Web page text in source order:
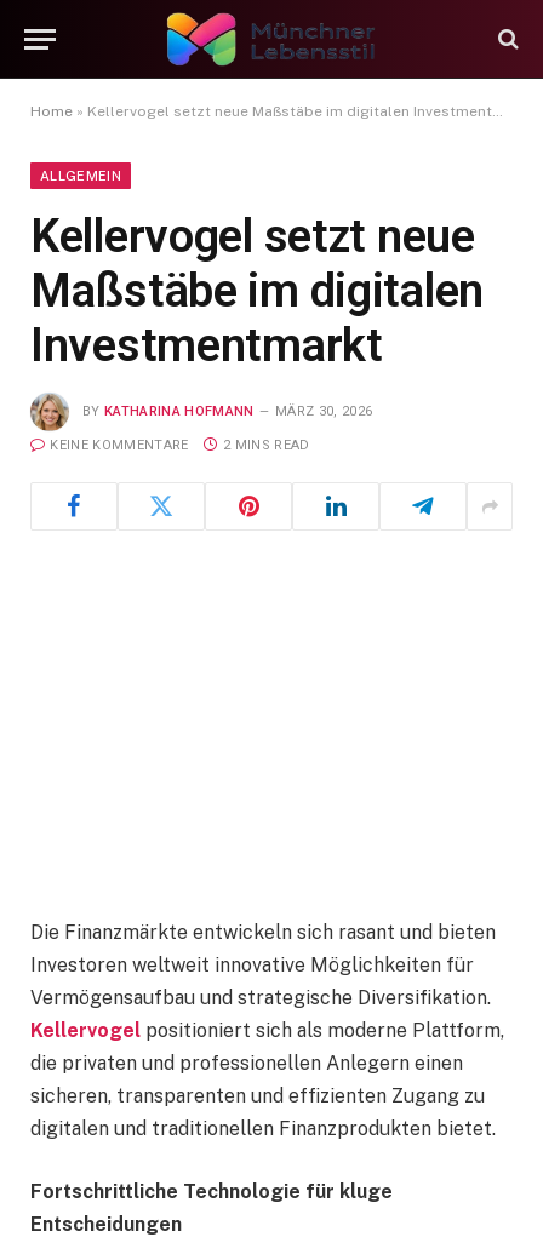
Home » Kellervogel setzt neue Maßstäbe im digitalen Investmentmarkt
ALLGEMEIN
Kellervogel setzt neue
Maßstäbe im digitalen
Investmentmarkt
BY KATHARINA HOFMANN MÄRZ 30, 2026
KEINE KOMMENTARE 2 MINS READ
Die Finanzmärkte entwickeln sich rasant und bieten
Investoren weltweit innovative Möglichkeiten für
Vermögensaufbau und strategische Diversifikation.
Kellervogel positioniert sich als moderne Plattform,
die privaten und professionellen Anlegern einen
sicheren, transparenten und effizienten Zugang zu
digitalen und traditionellen Finanzprodukten bietet.
Fortschrittliche Technologie für kluge
Entscheidungen